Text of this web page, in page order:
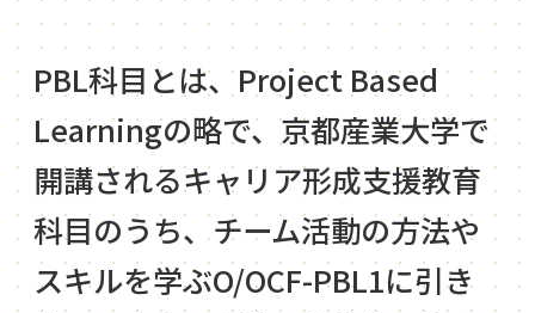
PBL科目とは、Project Based
Learningの略で、京都産業大学で
開講されるキャリア形成支援教育
科目のうち、チーム活動の方法や
スキルを学ぶO/OCF-PBL1に引き